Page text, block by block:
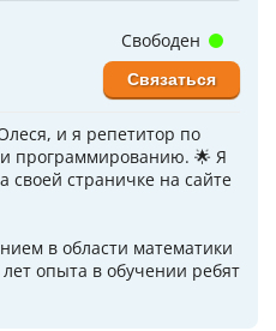
и я репетитор по
программированию. 🌟 Я
своей страничке на сайте
в области математики
опыта в обучении ребят
Свободен
Связаться